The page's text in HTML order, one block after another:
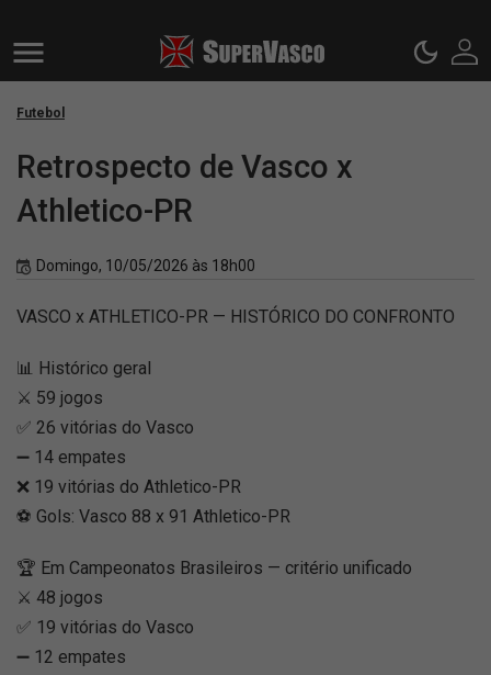
Futebol
Retrospecto de Vasco x
Athletico-PR
Domingo, 10/05/2026 às 18h00
VASCO x ATHLETICO-PR — HISTÓRICO DO CONFRONTO
📊 Histórico geral
⚔️ 59 jogos
✅ 26 vitórias do Vasco
➖ 14 empates
❌ 19 vitórias do Athletico-PR
⚽ Gols: Vasco 88 x 91 Athletico-PR
🏆 Em Campeonatos Brasileiros — critério unificado
⚔️ 48 jogos
✅ 19 vitórias do Vasco
➖ 12 empates